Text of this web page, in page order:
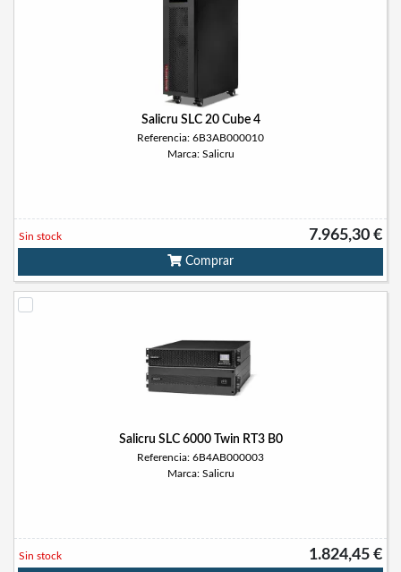
Salicru SLC 20 Cube 4
Referencia: 6B3AB000010
Marca: Salicru
7.965,30 €
Sin stock
Comprar
Salicru SLC 6000 Twin RT3 B0
Referencia: 6B4AB000003
Marca: Salicru
1.824,45 €
Sin stock